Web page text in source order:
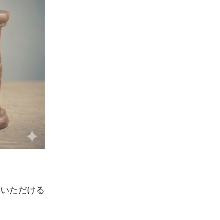
ただける